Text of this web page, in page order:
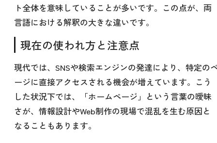
ト全体を意味していることが多いです。この点が、両
言語における解釈の大きな違いです。
現在の使われ方と注意点
現代では、SNSや検索エンジンの発達により、特定の
ージに直接アクセスされる機会が増えています。こう
した状況下では、「ホームページ」という言葉の曖昧
さが、情報設計やWeb制作の現場で混乱を生む原因と
なることもあります。